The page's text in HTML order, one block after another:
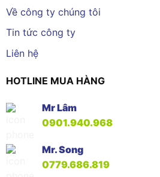
Về công ty chúng tôi
Tin tức công ty
Liên hệ
HOTLINE MUA HÀNG
Mr Lâm
0901.940.968
Mr. Song
0779.686.819